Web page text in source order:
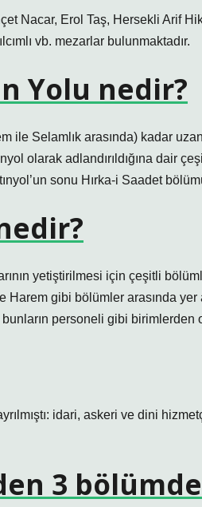
Nacar, Erol Taş, Hersekli Arif
vb. mezarlar bulunmaktadır.
Yolu nedir?
ile Selamlık arasında) kadar
olarak adlandırıldığına dair
sonu Hırka-i Saadet
yetiştirilmesi için çeşitli
Harem gibi bölümler arasında
bunların personeli gibi birimlerden
idari, askeri ve dini
3